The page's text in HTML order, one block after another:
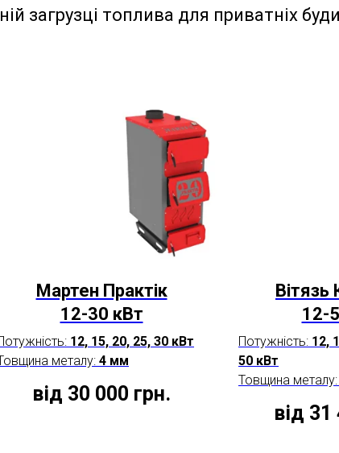
загрузці топлива для приватніх
Мартен Практік
12-30 кВт
12, 15, 20, 25, 30 кВт
металу: 4 мм
від 30 000 грн.
12-
Потужність: 12,
50 кВт
Товщина металу:
від 31